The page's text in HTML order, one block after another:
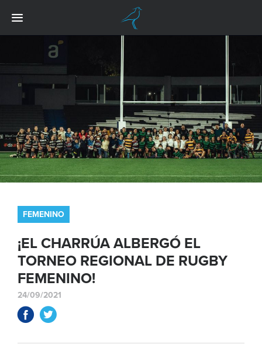
FEMENINO
¡EL CHARRÚA ALBERGÓ EL
TORNEO REGIONAL DE RUGBY
FEMENINO!
24/09/2021